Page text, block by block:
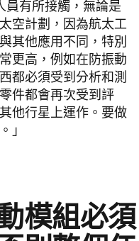
員有所接觸，無論是
空計劃，因為航太工
其他應用不同，特別
更高，例如在防振動
都必須受到分析和測
件都會再次受到評
他行星上運作。要做
」
模組必須